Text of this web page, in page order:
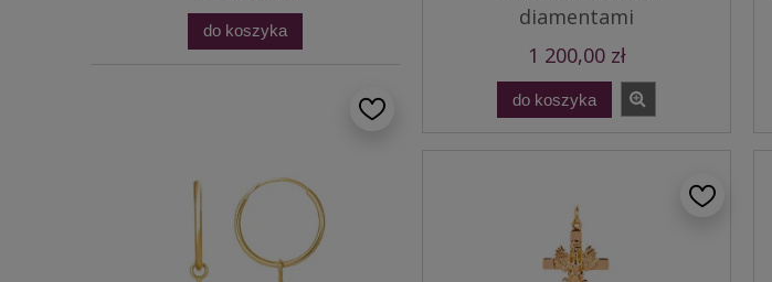
do koszyka
diamentami
1 200,00 zł
do koszyka